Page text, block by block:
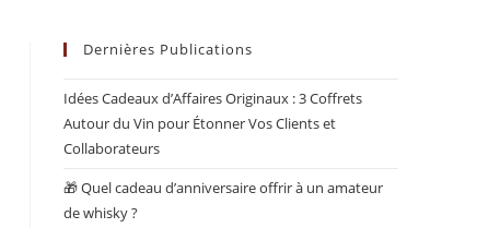
Dernières Publications
Idées Cadeaux d’Affaires Originaux : 3 Coffrets
Autour du Vin pour Étonner Vos Clients et
Collaborateurs
🎁 Quel cadeau d’anniversaire offrir à un amateur
de whisky ?